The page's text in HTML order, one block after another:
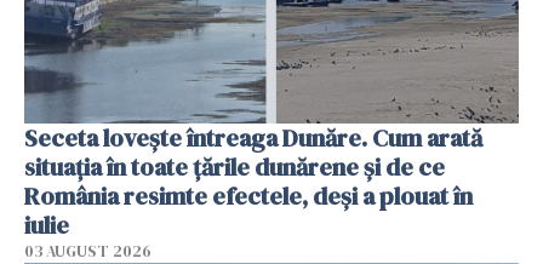
Seceta lovește întreaga Dunăre. Cum arată
situația în toate țările dunărene și de ce
România resimte efectele, deși a plouat în
iulie
03 AUGUST 2026